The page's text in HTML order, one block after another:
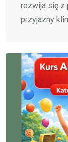
rozwija się z
przyjazny